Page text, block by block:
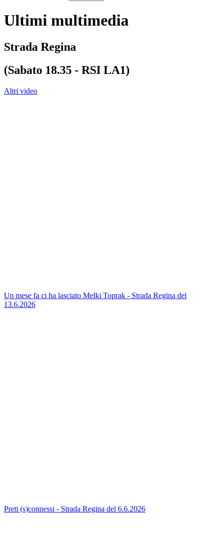
Ultimi multimedia
Strada Regina
(Sabato 18.35 - RSI LA1)
Altri video
Un mese fa ci ha lasciato Melki Toprak - Strada Regina del
13.6.2026
Preti (s)connessi - Strada Regina del 6.6.2026